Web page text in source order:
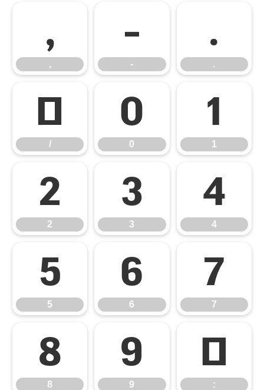
,
,
-
-
.
.
/
/
0
0
1
1
2
2
3
3
4
4
5
5
6
6
7
7
8
8
9
9
:
: